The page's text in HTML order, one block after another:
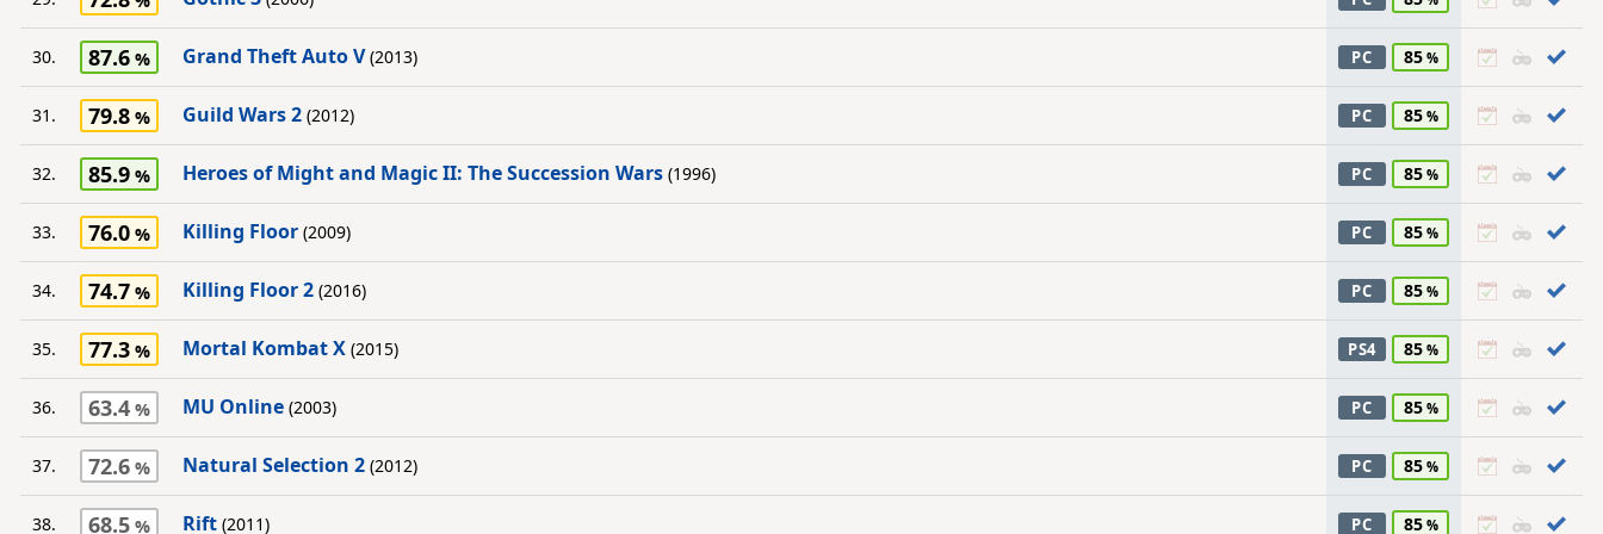
30. 87.6 Grand Theft Auto V(2013) PC 85
31. 79.8 Guild Wars 2 (2012) PC 85
32. 85.9 Heroes of Might and Magic II: The Succession Wars (1996) PC 85
33. 76.0 Killing Floor (2009) PC 85
34. 74.7 Killing Floor 2 (2016) PC 85
35. 77.3 Mortal Kombat X (2015) PS4 85
36. 63.4 MU Online (2003) PC 85
37. 72.6 Natural Selection 2 (2012) PC 85
38. 68.5 Rift (2011) PC 85